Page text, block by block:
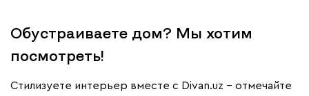
Обустраиваете дом? Мы хотим
посмотреть!
Cтилизуете интерьер вместе с Divan.uz – отмечайте